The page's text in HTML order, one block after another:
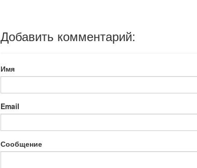
Добавить комментарий:
Имя
Email
Сообщение